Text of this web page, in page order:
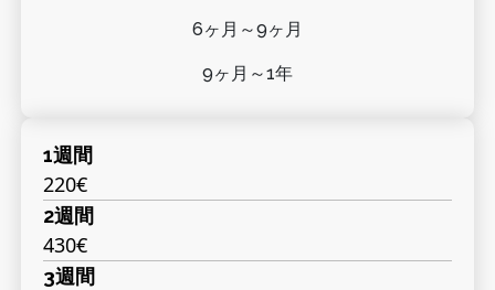
6ヶ月～9ヶ月
9ヶ月～1年
1週間
220€
2週間
430€
3週間